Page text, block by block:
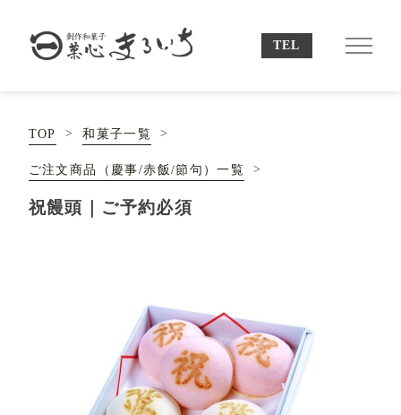
TOP 和菓子一覧
ご注文商品（慶事/赤飯/節句）一覧
祝饅頭｜ご予約必須